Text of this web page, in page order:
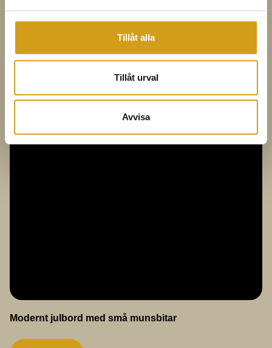
Tillåt alla
Tillåt urval
Avvisa
Modernt julbord med små munsbitar